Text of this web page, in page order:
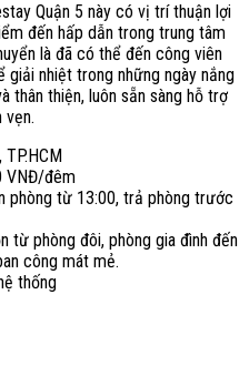
Quận 5 này có vị trí thuận lợi
đến hấp dẫn trong trung tâm
là đã có thể đến công viên
nhiệt trong những ngày nắng
thân thiện, luôn sẵn sàng hỗ trợ
vẹn.
VNĐ/đêm
phòng từ 13:00, trả phòng trước
từ phòng đôi, phòng gia đình đến
công mát mẻ.
thống